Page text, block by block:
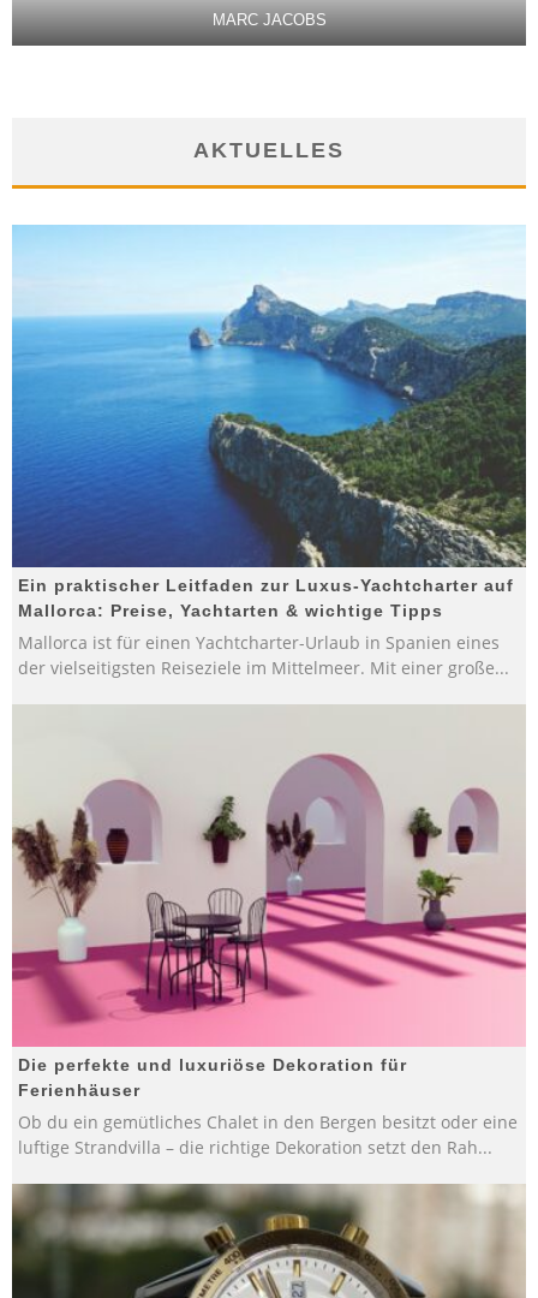
MARC JACOBS
AKTUELLES
Ein praktischer Leitfaden zur Luxus-Yachtcharter auf
Mallorca: Preise, Yachtarten & wichtige Tipps
Mallorca ist für einen Yachtcharter-Urlaub in Spanien eines
der vielseitigsten Reiseziele im Mittelmeer. Mit einer große...
Die perfekte und luxuriöse Dekoration für
Ferienhäuser
Ob du ein gemütliches Chalet in den Bergen besitzt oder eine
luftige Strandvilla – die richtige Dekoration setzt den Rah...